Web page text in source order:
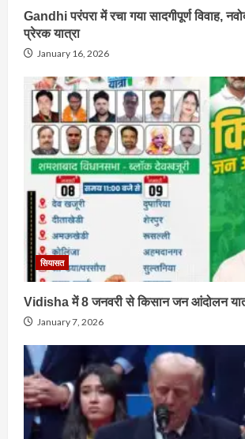
Gandhi परंपरा में रचा गया सादगीपूर्ण विवाह,
प्रेरक यात्रा
January 16, 2026
सियासत
Vidisha में 8 जनवरी से किसान जन आंदोलन
January 7, 2026